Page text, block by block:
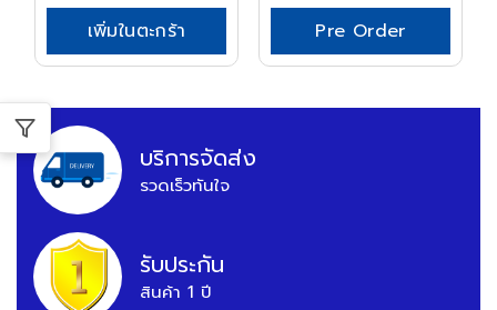
เพิ่มในตะกร้า Pre Order
บริการจัดส่ง
รวดเร็วทันใจ
รับประกัน
สินค้า 1 ปี